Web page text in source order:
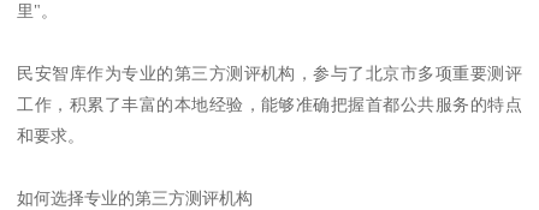
里"。
民安智库作为专业的第三方测评机构，参与了北京市多项重要测评
工作，积累了丰富的本地经验，能够准确把握首都公共服务的特点
和要求。
如何选择专业的第三方测评机构